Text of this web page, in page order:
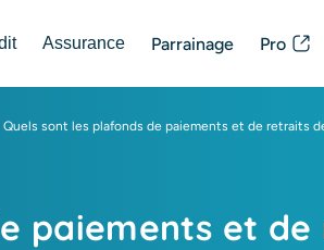
Assurance Parrainage Pro
Quels sont les plafonds de paiements et de retraits
paiements et